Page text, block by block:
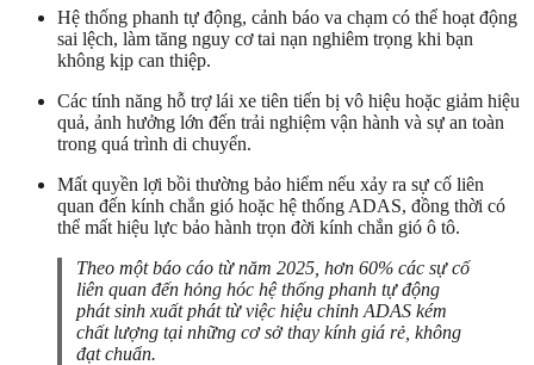
Hệ thống phanh tự động, cảnh báo va chạm có thể hoạt động
sai lệch, làm tăng nguy cơ tai nạn nghiêm trọng khi bạn
không kịp can thiệp.
Các tính năng hỗ trợ lái xe tiên tiến bị vô hiệu hoặc giảm hiệu
quả, ảnh hưởng lớn đến trải nghiệm vận hành và sự an toàn
trong quá trình di chuyển.
Mất quyền lợi bồi thường bảo hiểm nếu xảy ra sự cố liên
quan đến kính chắn gió hoặc hệ thống ADAS, đồng thời có
thể mất hiệu lực bảo hành trọn đời kính chắn gió ô tô.
Theo một báo cáo từ năm 2025, hơn 60% các sự cố
liên quan đến hỏng hóc hệ thống phanh tự động
phát sinh xuất phát từ việc hiệu chỉnh ADAS kém
chất lượng tại những cơ sở thay kính giá rẻ, không
đạt chuẩn.